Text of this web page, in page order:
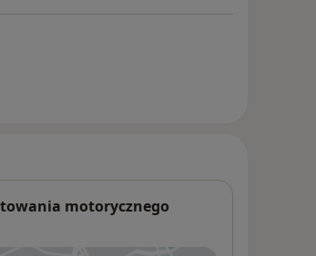
motorycznego